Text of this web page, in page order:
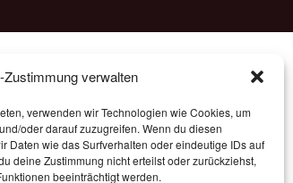
Zustimmung verwalten
verwenden wir Technologien wie Cookies, um
oder darauf zuzugreifen. Wenn du diesen
Daten wie das Surfverhalten oder eindeutige IDs auf
deine Zustimmung nicht erteilst oder zurückziehst,
beeinträchtigt werden.